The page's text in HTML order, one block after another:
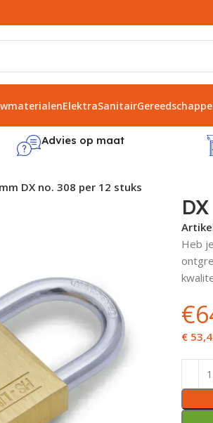
ElektraSanitair
Advies op maat
DX no. 308 per 12 stuks
Heb
€
€